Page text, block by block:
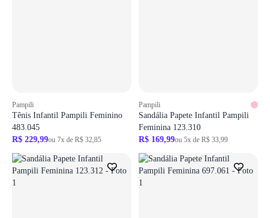
Pampili
Tênis Infantil Pampili Feminino
483.045
R$ 229,99ou 7x de R$ 32,85
Pampili
Sandália Papete Infantil Pampili
Feminina 123.310
R$ 169,99ou 5x de R$ 33,99